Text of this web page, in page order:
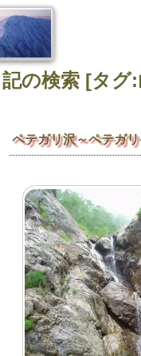
ペテガリ沢～ペテガ